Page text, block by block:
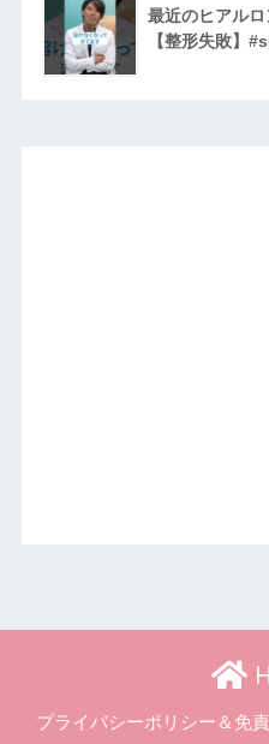
最近のヒアル
【整形失敗】
プライバシーポリシー＆免